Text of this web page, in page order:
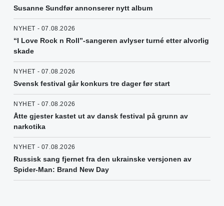
Susanne Sundfør annonserer nytt album
NYHET - 07.08.2026
“I Love Rock n Roll”-sangeren avlyser turné etter alvorlig
skade
NYHET - 07.08.2026
Svensk festival går konkurs tre dager før start
NYHET - 07.08.2026
Åtte gjester kastet ut av dansk festival på grunn av
narkotika
NYHET - 07.08.2026
Russisk sang fjernet fra den ukrainske versjonen av
Spider-Man: Brand New Day